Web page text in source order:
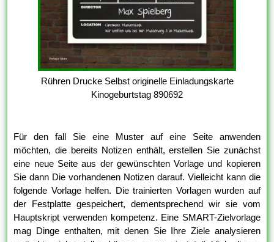
Rühren Drucke Selbst originelle Einladungskarte
Kinogeburtstag 890692
Für den fall Sie eine Muster auf eine Seite anwenden
möchten, die bereits Notizen enthält, erstellen Sie zunächst
eine neue Seite aus der gewünschten Vorlage und kopieren
Sie dann Die vorhandenen Notizen darauf. Vielleicht kann die
folgende Vorlage helfen. Die trainierten Vorlagen wurden auf
der Festplatte gespeichert, dementsprechend wir sie vom
Hauptskript verwenden kompetenz. Eine SMART-Zielvorlage
mag Dinge enthalten, mit denen Sie Ihre Ziele analysieren